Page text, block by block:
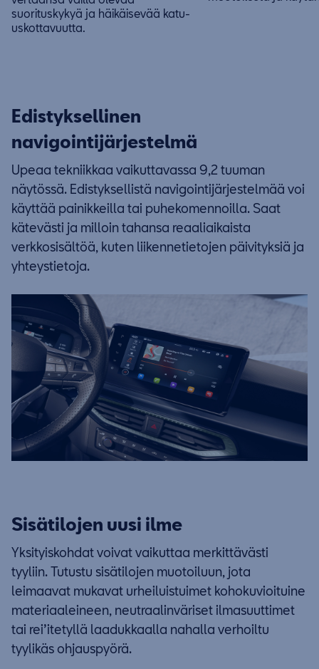
suorituskykyä ja häikäisevää katu-
uskottavuutta.
Edistyksellinen
navigointijärjestelmä
Upeaa tekniikkaa vaikuttavassa 9,2 tuuman
näytössä. Edistyksellistä navigointijärjestelmää voi
käyttää painikkeilla tai puhekomennoilla. Saat
kätevästi ja milloin tahansa reaaliaikaista
verkkosisältöä, kuten liikennetietojen päivityksiä ja
yhteystietoja.
Sisätilojen uusi ilme
Yksityiskohdat voivat vaikuttaa merkittävästi
tyyliin. Tutustu sisätilojen muotoiluun, jota
leimaavat mukavat urheiluistuimet kohokuvioituine
materiaaleineen, neutraalinväriset ilmasuuttimet
tai rei’itetyllä laadukkaalla nahalla verhoiltu
tyylikäs ohjauspyörä.